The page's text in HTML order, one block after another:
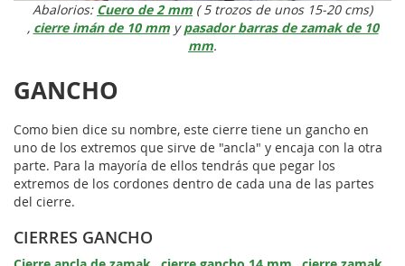
Abalorios: Cuero de 2 mm ( 5 trozos de unos 15-20 cms)
, cierre imán de 10 mmypasador barras de zamak de 10
mm.
GANCHO
Como bien dice su nombre, este cierre tiene un gancho en
uno de los extremos que sirve de "ancla" y encaja con la otra
parte. Para la mayoría de ellos tendrás que pegar los
extremos de los cordones dentro de cada una de las partes
del cierre.
CIERRES GANCHO